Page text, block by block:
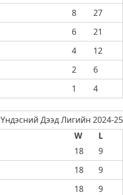
8
27
6
21
4
12
2
6
1 4
Үндэсний Дээд Лигийн 2024-25
W
L
18
9
18
9
18
9